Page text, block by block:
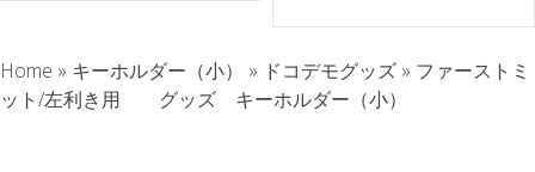
ナ
Home » キーホルダー（小） » ドコデモグッズ » ファーストミ
ット/左利き用 グッズ キーホルダー（小）